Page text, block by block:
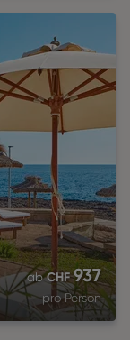
ab CHF937
pro Person